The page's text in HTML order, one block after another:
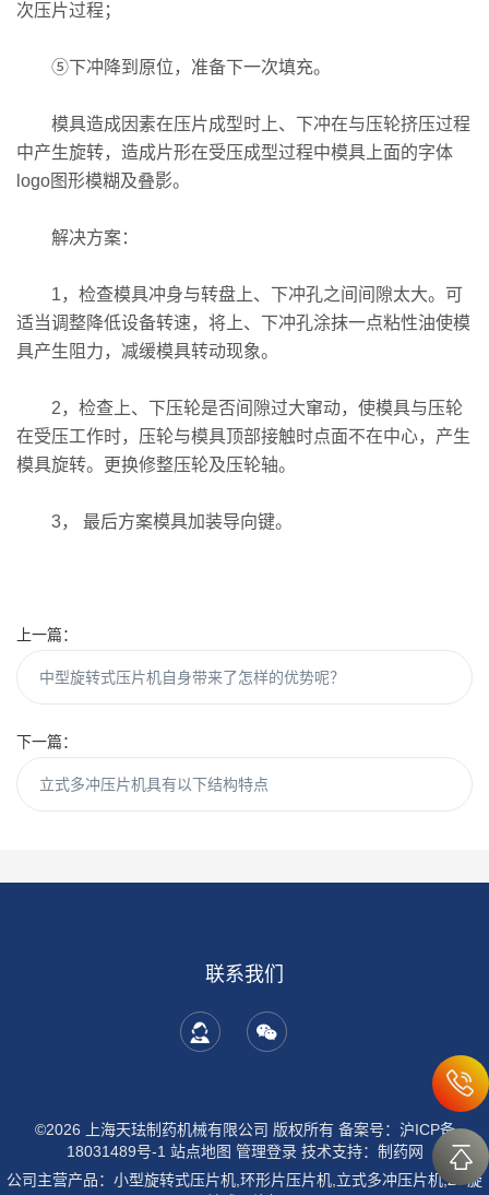
次压片过程；
⑤下冲降到原位，准备下一次填充。
模具造成因素在压片成型时上、下冲在与压轮挤压过程
中产生旋转，造成片形在受压成型过程中模具上面的字体
logo图形模糊及叠影。
解决方案：
1，检查模具冲身与转盘上、下冲孔之间间隙太大。可
适当调整降低设备转速，将上、下冲孔涂抹一点粘性油使模
具产生阻力，减缓模具转动现象。
2，检查上、下压轮是否间隙过大窜动，使模具与压轮
在受压工作时，压轮与模具顶部接触时点面不在中心，产生
模具旋转。更换修整压轮及压轮轴。
3， 最后方案模具加装导向键。
上一篇：
中型旋转式压片机自身带来了怎样的优势呢？
下一篇：
立式多冲压片机具有以下结构特点
联系我们
©2026 上海天珐制药机械有限公司 版权所有 备案号：沪ICP备
18031489号-1 站点地图 管理登录技术支持： 制药网
公司主营产品：小型旋转式压片机,环形片压片机,立式多冲压片机,ZP旋